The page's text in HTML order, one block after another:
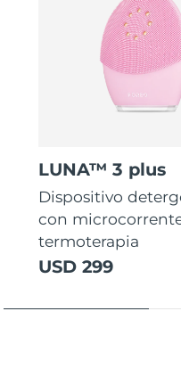
LUNA™ 3 plus
Dispositivo
con
termoterapia
USD 299